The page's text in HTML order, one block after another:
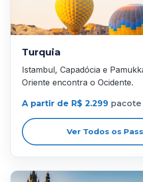
Turquia
Istambul, Capadócia e
Oriente encontra o Ocidente.
A partir de R$ 2.299
Ver Todos os